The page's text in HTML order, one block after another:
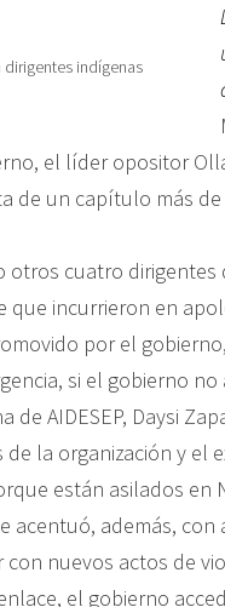
dirigentes indígenas
el líder opositor
de un capítulo más
otros cuatro
que incurrieron en
por el
si el gobierno
de AIDESEP, Daysi
la organización y el
están asilados en
acentuó, además,
con nuevos actos de
el gobierno